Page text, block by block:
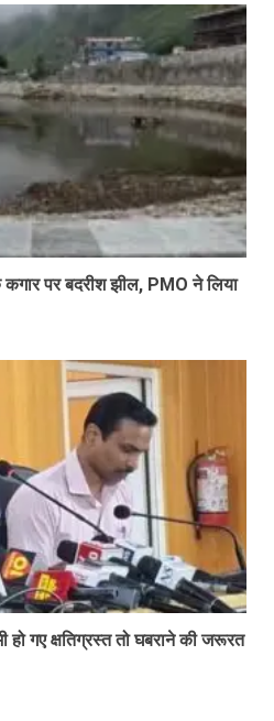
पर बदरीश झील, PMO ने लिया
गए क्षतिग्रस्त तो घबराने की जरूरत